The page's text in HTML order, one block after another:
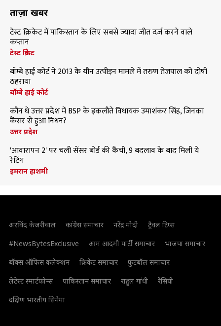
ताज़ा खबरें
टेस्ट क्रिकेट में पाकिस्तान के लिए सबसे ज्यादा जीत दर्ज करने वाले
कप्तान
टेस्ट क्रिकेट
बॉम्बे हाई कोर्ट ने 2013 के यौन उत्पीड़न मामले में तरुण तेजपाल को दोषी
ठहराया
बॉम्बे हाई कोर्ट
कौन थे उत्तर प्रदेश में BSP के इकलौते विधायक उमाशंकर सिंह, जिनका
कैंसर से हुआ निधन?
उत्तर प्रदेश
'आवारापन 2' पर चली सेंसर बोर्ड की कैंची, 9 बदलाव के बाद मिली ये
रेटिंग
इमरान हाशमी
अरविंद केजरीवाल कांग्रेस समाचार नरेंद्र मोदी
ट्रैवल टिप्स
#NewsBytesExclusive
आम आदमी पार्टी समाचार
भाजपा समाचार
बॉक्स ऑफिस कलेक्शन
क्रिकेट समाचार
फुटबॉल समाचार
लेटेस्ट स्मार्टफोन्स
पाकिस्तान समाचार राहुल गांधी
रेसिपी
दक्षिण भारतीय सिनेमा